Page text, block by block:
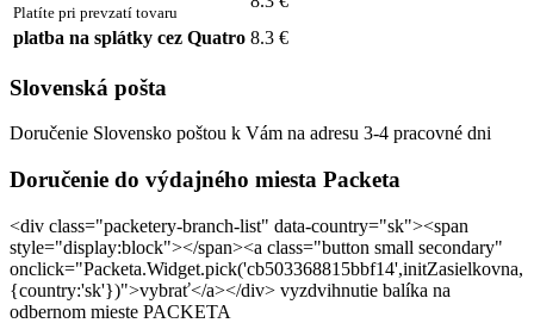
Platíte pri prevzatí tovaru
platba na splátky cez Quatro 8.3 €
Slovenská pošta
Doručenie Slovensko poštou k Vám na adresu 3-4 pracovné dni
Doručenie do výdajného miesta Packeta
<div class="packetery-branch-list" data-country="sk"><span
style="display:block"></span><a class="button small secondary"
onclick="Packeta.Widget.pick('cb503368815bbf14',initZasielkovna,
{country:'sk'})">vybrať</a></div> vyzdvihnutie balíka na
odbernom mieste PACKETA